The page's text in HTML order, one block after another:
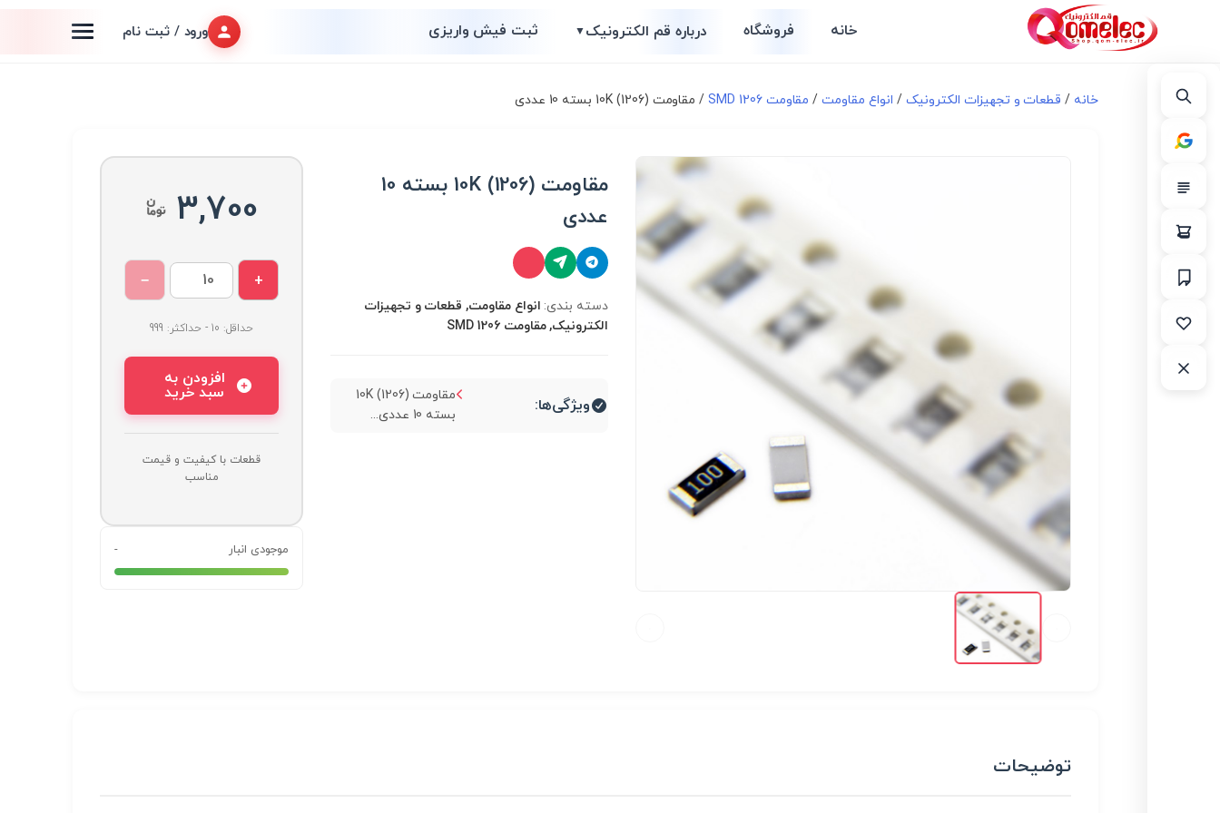
خانه فروشگاه درباره قم الکترونیک▼ ثبت فیش واریزی ورود / ثبت نام
خانه / قطعات و تجهیزات الکترونیک / انواع مقاومت/ مقاومت SMD 1206 / مقاومت 10K (1206) بسته 10 عددی
مقاومت 10K (1206) بسته 10
عددی
دسته بندی: انواع مقاومت, قطعات و تجهیزات
الکترونیک, مقاومت SMD 1206
ویژگی‌ها:
مقاومت 10K (1206)
بسته 10 عددی...
3,700
+
−
حداقل: 10 - حداکثر: 999
افزودن به
سبد خرید
قطعات با کیفیت و قیمت
مناسب
موجودی انبار -
توضیحات